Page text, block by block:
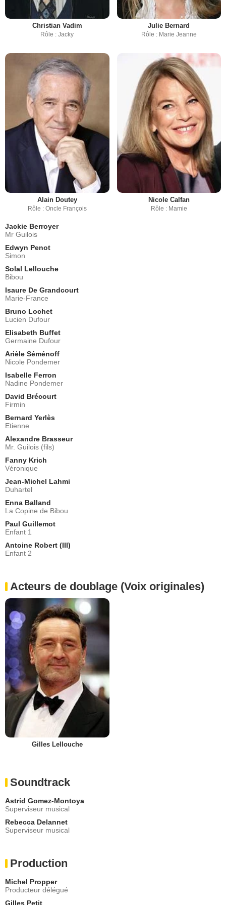
Christian Vadim
Rôle : Jacky
Julie Bernard
Rôle : Marie Jeanne
Alain Doutey
Rôle : Oncle François
Nicole Calfan
Rôle : Mamie
Jackie Berroyer
Mr Guilois
Edwyn Penot
Simon
Solal Lellouche
Bibou
Isaure De Grandcourt
Marie-France
Bruno Lochet
Lucien Dufour
Elisabeth Buffet
Germaine Dufour
Arièle Séménoff
Nicole Pondemer
Isabelle Ferron
Nadine Pondemer
David Brécourt
Firmin
Bernard Yerlès
Etienne
Alexandre Brasseur
Mr. Guilois (fils)
Fanny Krich
Véronique
Jean-Michel Lahmi
Duhartel
Enna Balland
La Copine de Bibou
Paul Guillemot
Enfant 1
Antoine Robert (III)
Enfant 2
Acteurs de doublage (Voix originales)
Gilles Lellouche
Soundtrack
Astrid Gomez-Montoya
Superviseur musical
Rebecca Delannet
Superviseur musical
Production
Michel Propper
Producteur délégué
Gilles Petit